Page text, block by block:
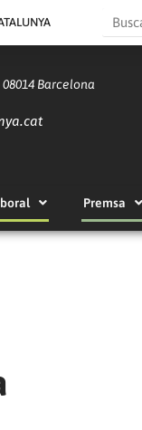
Search
Barcelona
Premsa